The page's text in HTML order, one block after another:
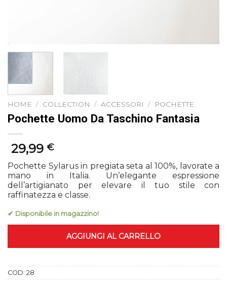
HOME / COLLECTION / ACCESSORI / POCHETTE
Pochette Uomo Da Taschino Fantasia
29,99€
Pochette Sylarus in pregiata seta al 100%, lavorate a
mano in Italia. Un’elegante espressione
dell’artigianato per elevare il tuo stile con
raffinatezza e classe.
✔ Disponibile in magazzino!
AGGIUNGI AL CARRELLO
COD: 28